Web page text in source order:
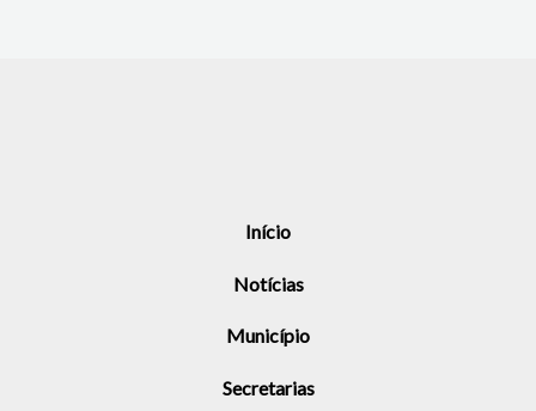
Início
Notícias
Município
Secretarias